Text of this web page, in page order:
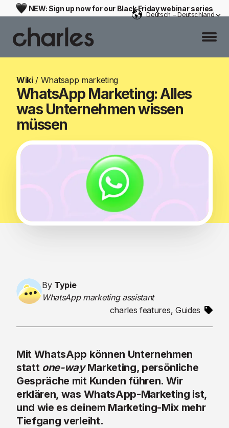
NEW: Sign up now for our Black Friday webinar series
Deutsch – Deutschland
Wiki / Whatsapp marketing
WhatsApp Marketing: Alles
was Unternehmen wissen
müssen
By Typie
WhatsApp marketing assistant
Guides
,
charles features
Mit WhatsApp können Unternehmen
statt one-wayMarketing, persönliche
Gespräche mit Kunden führen. Wir
erklären, was WhatsApp-Marketing ist,
und wie es deinem Marketing-Mix mehr
Tiefgang verleiht.